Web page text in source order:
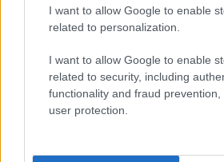
I want to allow Google to enable
related to personalization.
I want to allow Google to enable
related to security, including
functionality and fraud
user protection.
Ανεμοι: Στα Δωδεκάνησα
μποφόρ και στην περιοχή του
7 μποφόρ. Στα υπόλοιπα
μποφόρ.
Θερμοκρασία: Από 20 έως 27